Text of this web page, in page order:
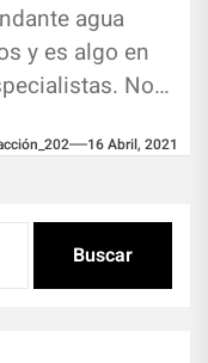
agua
y es algo en
No
16 Abril, 2021